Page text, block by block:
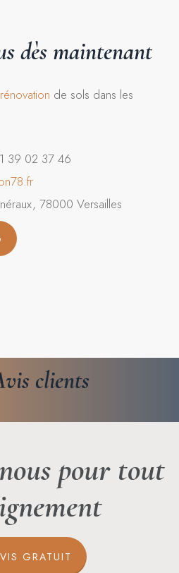
dès maintenant
rénovation de sols dans les
39 02 37 46
78000 Versailles
clients
pour tout
GRATUIT